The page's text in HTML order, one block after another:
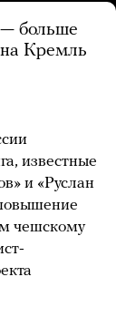
больше
Кремль
известные
и «Руслан
чешскому